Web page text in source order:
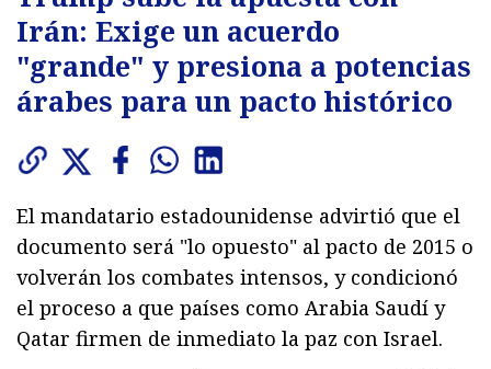
Irán: Exige un acuerdo
"grande" y presiona a potencias
árabes para un pacto histórico
El mandatario estadounidense advirtió que el
documento será "lo opuesto" al pacto de 2015 o
volverán los combates intensos, y condicionó
el proceso a que países como Arabia Saudí y
Qatar firmen de inmediato la paz con Israel.